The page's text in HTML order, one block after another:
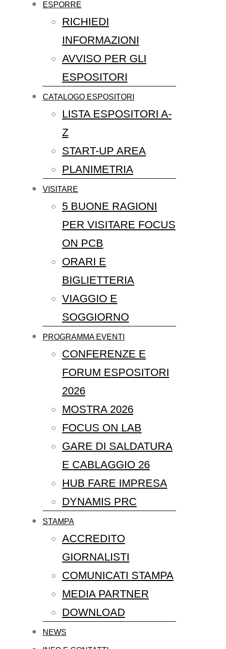
ESPORRE
RICHIEDI
INFORMAZIONI
AVVISO PER GLI
ESPOSITORI
CATALOGO ESPOSITORI
LISTA ESPOSITORI A-
Z
START-UP AREA
PLANIMETRIA
VISITARE
5 BUONE RAGIONI
PER VISITARE FOCUS
ON PCB
ORARI E
BIGLIETTERIA
VIAGGIO E
SOGGIORNO
PROGRAMMA EVENTI
CONFERENZE E
FORUM ESPOSITORI
2026
MOSTRA 2026
FOCUS ON LAB
GARE DI SALDATURA
E CABLAGGIO 26
HUB FARE IMPRESA
DYNAMIS PRC
STAMPA
ACCREDITO
GIORNALISTI
COMUNICATI STAMPA
MEDIA PARTNER
DOWNLOAD
NEWS